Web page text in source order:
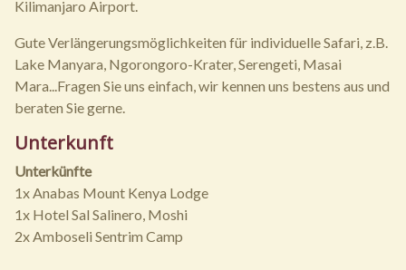
Kilimanjaro Airport.
Gute Verlängerungsmöglichkeiten für individuelle Safari, z.B.
Lake Manyara, Ngorongoro-Krater, Serengeti, Masai
Mara...Fragen Sie uns einfach, wir kennen uns bestens aus und
beraten Sie gerne.
Unterkunft
Unterkünfte
1x Anabas Mount Kenya Lodge
1x Hotel Sal Salinero, Moshi
2x Amboseli Sentrim Camp